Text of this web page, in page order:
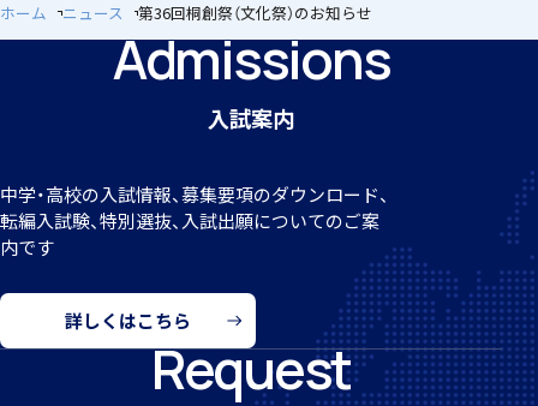
ホーム ニュース 第36回桐創祭（文化祭）のお知らせ
Admissions
入試案内
中学・高校の入試情報、募集要項のダウンロード、
転編入試験、特別選抜、入試出願についてのご案
内です
詳しくはこちら
Request
クラブ活動